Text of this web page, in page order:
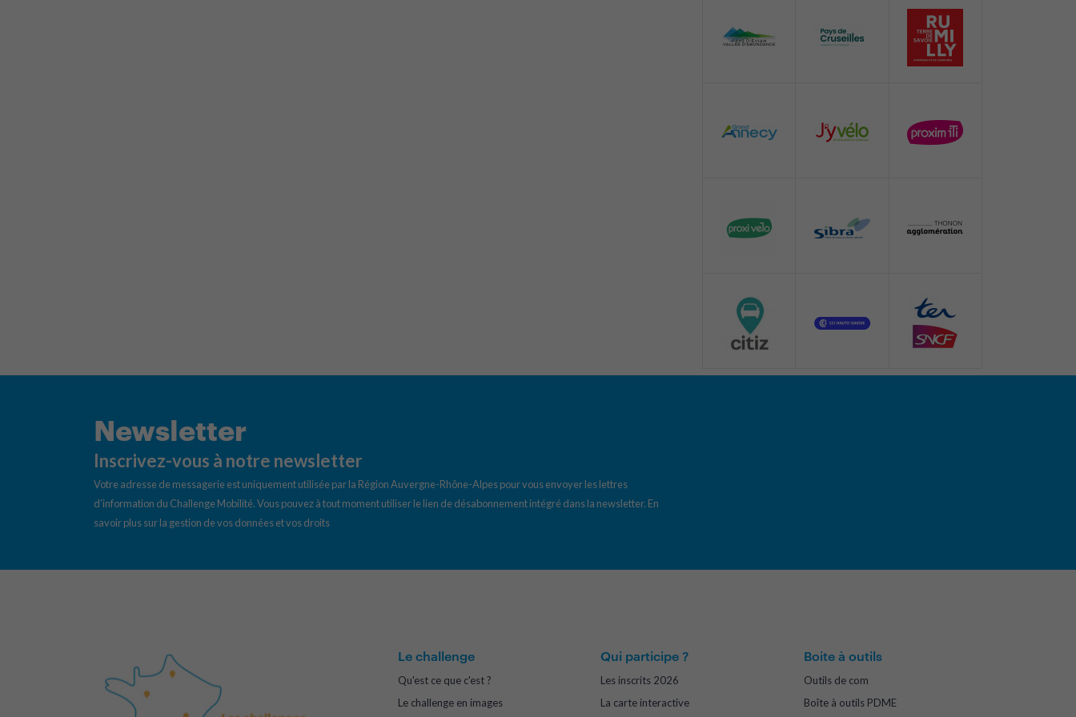
Newsletter
Inscrivez-vous à notre newsletter
Votre adresse de messagerie est uniquement utilisée par la Région Auvergne-Rhône-Alpes pour vous envoyer les lettres
d’information du Challenge Mobilité. Vous pouvez à tout moment utiliser le lien de désabonnement intégré dans la newsletter. En
savoir plus sur la gestion de vos données et vos droits
Le challenge
Qu'est ce que c'est ?
Le challenge en images
Qui participe ?
Les inscrits 2026
La carte interactive
Boite à outils
Outils de com
Boîte à outils PDME